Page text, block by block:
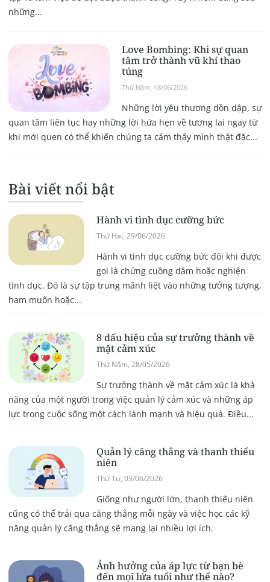
những...
Love Bombing: Khi sự quan
tâm trở thành vũ khí thao
túng
Thứ Năm, 18/06/2026
Những lời yêu thương dồn dập, sự
quan tâm liên tục hay những lời hứa hẹn về tương lai ngay từ
khi mới quen có thể khiến chúng ta cảm thấy mình thật đặc...
Bài viết nổi bật
Hành vi tình dục cưỡng bức
Thứ Hai, 29/06/2026
Hành vi tình dục cưỡng bức đôi khi được
gọi là chứng cuồng dâm hoặc nghiện
tình dục. Đó là sự tập trung mãnh liệt vào những tưởng tượng,
ham muốn hoặc...
8 dấu hiệu của sự trưởng thành về
mặt cảm xúc
Thứ Năm, 28/05/2026
Sự trưởng thành về mặt cảm xúc là khả
năng của một người trong việc quản lý cảm xúc và những áp
lực trong cuộc sống một cách lành mạnh và hiệu quả. Điều...
Quản lý căng thẳng và thanh thiếu
niên
Thứ Tư, 03/06/2026
Giống như người lớn, thanh thiếu niên
cũng có thể trải qua căng thẳng mỗi ngày và việc học các kỹ
năng quản lý căng thẳng sẽ mang lại nhiều lợi ích.
Ảnh hưởng của áp lực từ bạn bè
đến mọi lứa tuổi như thế nào?